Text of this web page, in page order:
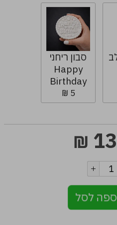
סבון ריחני
Happy
Birthday
5 ₪
₪
לסל